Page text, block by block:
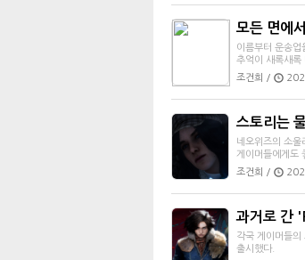
모든 면에
이름부터 운송업
추억이 새록새록
조건희 /
스토리는
네오위즈의 소
게이머들에게도
조건희 /
과거로 간
각국 게이머들
출시했다.